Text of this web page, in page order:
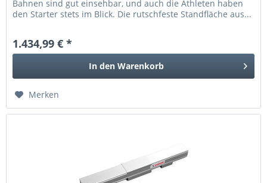
Bahnen sind gut einsehbar, und auch die Athleten haben
den Starter stets im Blick. Die rutschfeste Standfläche aus...
1.434,99 € *
In den Warenkorb
Merken